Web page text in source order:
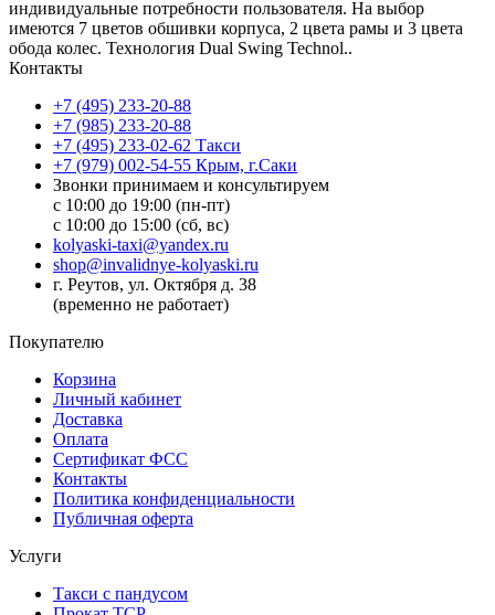
индивидуальные потребности пользователя. На выбор
имеются 7 цветов обшивки корпуса, 2 цвета рамы и 3 цвета
обода колес. Технология Dual Swing Technol..
Контакты
+7 (495) 233-20-88
+7 (985) 233-20-88
+7 (495) 233-02-62 Такси
+7 (979) 002-54-55 Крым, г.Саки
Звонки принимаем и консультируем
с 10:00 до 19:00 (пн-пт)
с 10:00 до 15:00 (сб, вс)
kolyaski-taxi@yandex.ru
shop@invalidnye-kolyaski.ru
г. Реутов, ул. Октября д. 38
(временно не работает)
Покупателю
Корзина
Личный кабинет
Доставка
Оплата
Сертификат ФСС
Контакты
Политика конфиденциальности
Публичная оферта
Услуги
Такси с пандусом